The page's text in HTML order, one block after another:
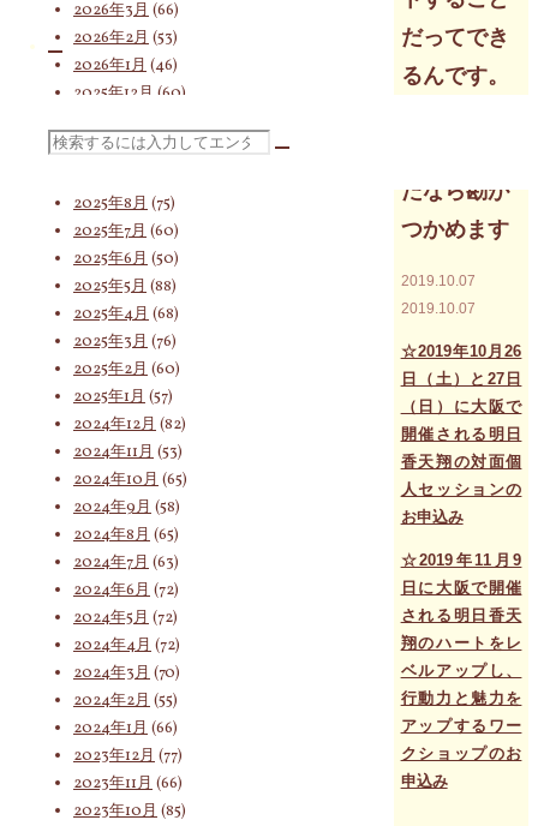
検
索
象:
だってでき
るんです。
たなら勘が
つかめます
2019.10.07
2019.10.07
☆2019年10月26
日（土）と27日
（日）に大阪で
開催される明日
香天翔の対面個
人セッションの
お申込み
☆2019年11月9
日に大阪で開催
される明日香天
翔のハートをレ
ベルアップし、
行動力と魅力を
アップするワー
クショップのお
申込み
2026年3月 (66)
2026年2月 (53)
2026年1月 (46)
2025年12月 (60)
2025年10月(66)
2025年8月 (75)
2025年7月 (60)
2025年6月 (50)
2025年5月 (88)
2025年4月 (68)
2025年3月 (76)
2025年2月 (60)
2025年1月 (57)
2024年12月 (82)
2024年11月 (53)
2024年10月 (65)
2024年9月 (58)
2024年8月 (65)
2024年7月 (63)
2024年6月 (72)
2024年5月 (72)
2024年4月 (72)
2024年3月 (70)
2024年2月 (55)
2024年1月 (66)
2023年12月 (77)
2023年11月 (66)
2023年10月 (85)